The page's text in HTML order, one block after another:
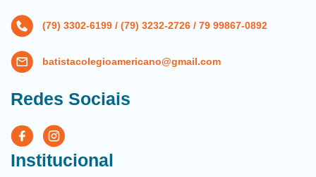
(79) 3302-6199 / (79) 3232-2726 / 79 99867-0892
batistacolegioamericano@gmail.com
Redes Sociais
Institucional